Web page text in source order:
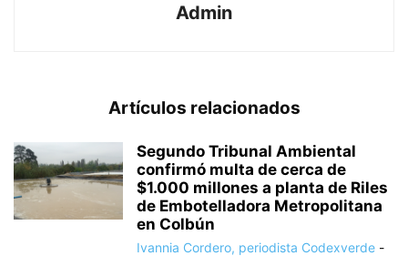
Admin
Artículos relacionados
Segundo Tribunal Ambiental
confirmó multa de cerca de
$1.000 millones a planta de Riles
de Embotelladora Metropolitana
en Colbún
Ivannia Cordero, periodista Codexverde -